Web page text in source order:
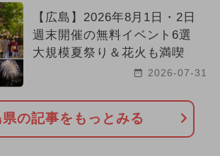
【広島】2026年8月1日・2日
週末開催の無料イベント6選
大規模夏祭り＆花火も満喫
2026-07-31
県の記事をもっとみる